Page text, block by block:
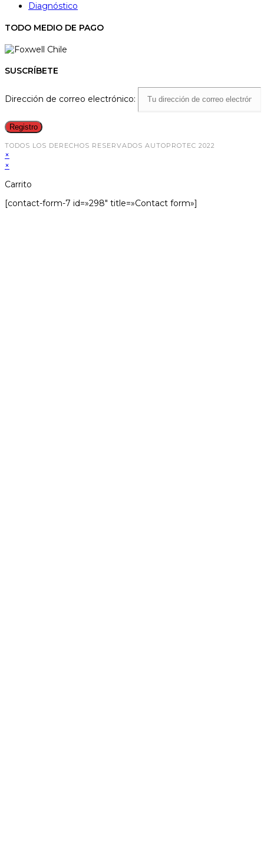
Diagnóstico
TODO MEDIO DE PAGO
SUSCRÍBETE
Dirección de correo electrónico:
TODOS LOS DERECHOS RESERVADOS AUTOPROTEC 2022
×
×
Carrito
[contact-form-7 id=»298″ title=»Contact form»]